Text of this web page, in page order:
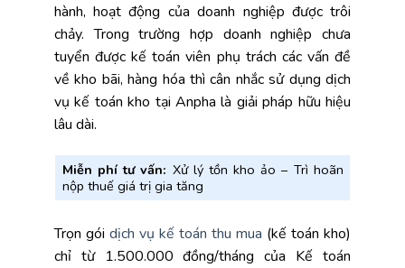
hành, hoạt động của doanh nghiệp được trôi
chảy. Trong trường hợp doanh nghiệp chưa
tuyển được kế toán viên phụ trách các vấn đề
về kho bãi, hàng hóa thì cân nhắc sử dụng dịch
vụ kế toán kho tại Anpha là giải pháp hữu hiệu
lâu dài.
Miễn phí tư vấn: Xử lý tồn kho ảo – Trì hoãn
nộp thuế giá trị gia tăng
Trọn gói dịch vụ kế toán thu mua (kế toán kho)
chỉ từ 1.500.000 đồng/tháng của Kế toán